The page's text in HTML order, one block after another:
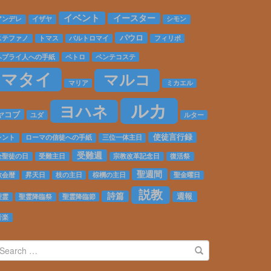
Complete
ンデレ イザヤ イベント イースター シモン
テファノ トマス バルトロマイ パウロ フィリポ
ブライ人への手紙 ペトロ ペンテコステ
マタイ マリア マルコ ミカエル
コブ ユダ ヨハネ ルカ ルター
ント ローマの信徒への手紙 三位一体主日 使徒言行録
聖徒の日 受難主日 受難週 宗教改革記念日 復活祭
会暦 昇天日 枝の主日 棕櫚の主日 聖週間 聖金曜日
霊 聖霊降臨祭 聖霊降臨節 詩篇 説教 週報
楽